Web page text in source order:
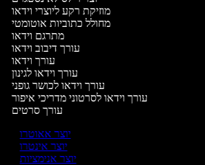
מוזיקת רקע ליוצרי וידאו
מחולל כתוביות אוטומטי
מתרגם וידאו
עורך דיבוב וידאו
עורך וידאו
עורך וידאו לגינון
עורך וידאו לכושר גופני
עורך וידאו לסרטוני מדריכי איפור
עורך סרטים
יוצר אאוטרו
יוצר אינטרו
יוצר אנימציות